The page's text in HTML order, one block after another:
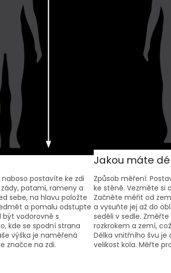
postavíte ke zdi
patami, rameny a
sebe, na hlavu položte
a pomalu odstupte
být vodorovně s
kde se spodní strana
výška je naměřená
značce na zdi.
Jakou máte
Způsob měření:
ke stěně. Vezměte si
Začněte měřit od
a vysuňte jej až do
seděli v sedle.
rozkrokem a zemí,
Délka vnitřního švu je
velikost kola. Měřte